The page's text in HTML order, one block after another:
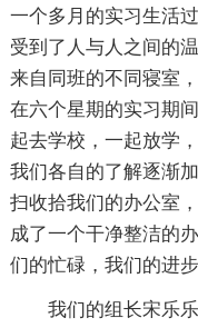
一个多月的实习生活
受到了人与人之间的
来自同班的不同寝室
在六个星期的实习期
起去学校，一起放学
我们各自的了解逐渐
扫收拾我们的办公室
成了一个干净整洁的
们的忙碌，我们的进
我们的组长宋乐